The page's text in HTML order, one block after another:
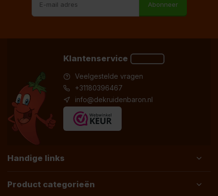
Abonneer
Klantenservice
Veelgestelde vragen
+31180396467
info@dekruidenbaron.nl
Handige links
Product categorieën